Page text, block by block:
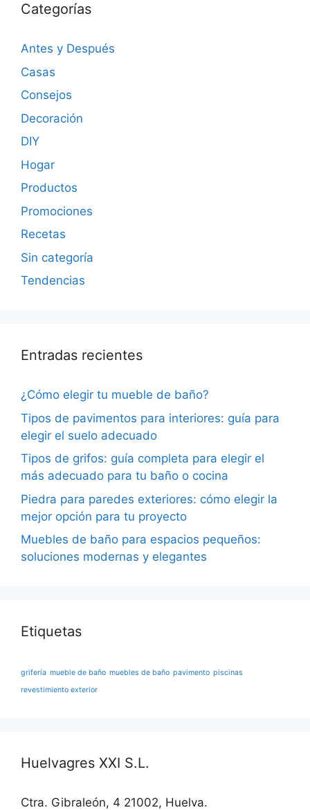
Categorías
Antes y Después
Casas
Consejos
Decoración
DIY
Hogar
Productos
Promociones
Recetas
Sin categoría
Tendencias
Entradas recientes
¿Cómo elegir tu mueble de baño?
Tipos de pavimentos para interiores: guía para
elegir el suelo adecuado
Tipos de grifos: guía completa para elegir el
más adecuado para tu baño o cocina
Piedra para paredes exteriores: cómo elegir la
mejor opción para tu proyecto
Muebles de baño para espacios pequeños:
soluciones modernas y elegantes
Etiquetas
grifería mueble de baño muebles de baño pavimento piscinas
revestimiento exterior
Huelvagres XXI S.L.
Ctra. Gibraleón, 4 21002, Huelva.